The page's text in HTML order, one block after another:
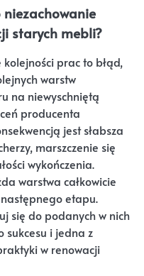
starych mebli?
prac to błąd,
warstw
na niewyschniętą
producenta
jest słabsza
marszczenie się
wykończenia.
warstwa całkowicie
etapu.
się do podanych w nich
sukcesu i jedna z
w renowacji